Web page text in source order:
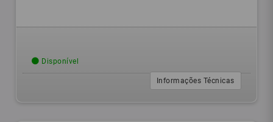
Disponível
Informações Técnicas